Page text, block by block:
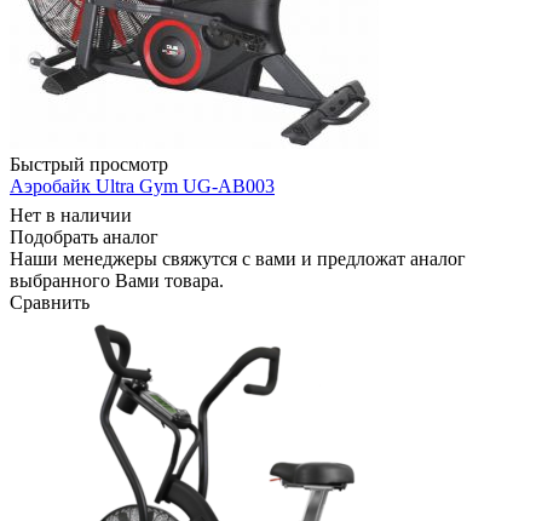
Быстрый просмотр
Аэробайк Ultra Gym UG-AB003
Нет в наличии
Подобрать аналог
Наши менеджеры свяжутся с вами и предложат аналог
выбранного Вами товара.
Сравнить